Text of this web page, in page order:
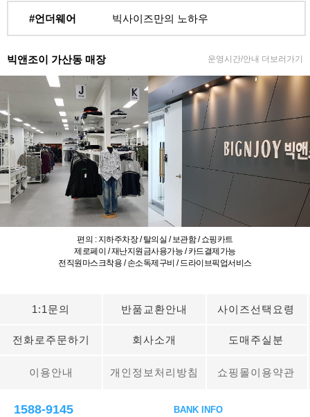
#언더웨어 빅사이즈만의 노하우
빅앤조이 가산동 매장 운영시간/안내 더보러가기
편의 : 지하주차장 / 탈의실 / 보관함 / 쇼핑카트
제로페이 / 재난지원금사용가능 / 카드결제가능
전직원마스크착용 / 손소독제구비 / 드라이브픽업서비스
1:1문의 반품교환안내 사이즈선택요령
전화로주문하기 회사소개 도매주실분
이용안내 개인정보처리방침 쇼핑몰이용약관
1588-9145 BANK INFO